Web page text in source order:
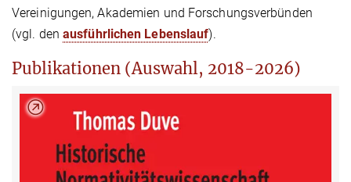
Vereinigungen, Akademien und Forschungsverbünden
(vgl. den ausführlichen Lebenslauf).
Publikationen (Auswahl, 2018-2026)